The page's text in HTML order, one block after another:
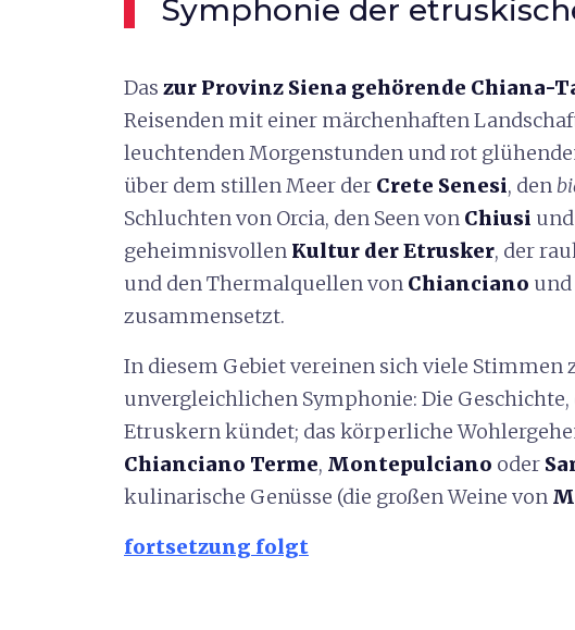
Symphonie der
Das zur Provinz Siena gehörende Chiana-
Reisenden mit einer märchenhaften
leuchtenden Morgenstunden und rot
über dem stillen Meer der Crete Senesi, den
Schluchten von Orcia, den Seen von Chiusi und
geheimnisvollen Kultur der Etrusker, der
und den Thermalquellen von Chianciano und
zusammensetzt.
In diesem Gebiet vereinen sich viele Stimmen
unvergleichlichen Symphonie: Die
Etruskern kündet; das körperliche
Chianciano Terme, Montepulciano oder
kulinarische Genüsse (die großen Weine von
fortsetzung folgt